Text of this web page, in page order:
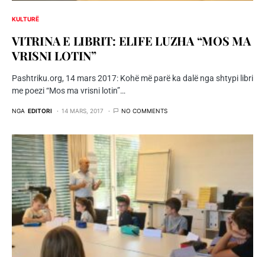
KULTURË
VITRINA E LIBRIT: ELIFE LUZHA “MOS MA
VRISNI LOTIN”
Pashtriku.org, 14 mars 2017: Kohë më parë ka dalë nga shtypi libri
me poezi “Mos ma vrisni lotin”…
NGA EDITORI 14 MARS, 2017 NO COMMENTS